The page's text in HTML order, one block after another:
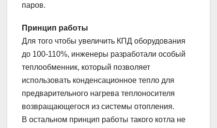
паров.
Принцип работы
Для того чтобы увеличить КПД оборудования
до 100-110%, инженеры разработали особый
теплообменник, который позволяет
использовать конденсационное тепло для
предварительного нагрева теплоносителя
возвращающегося из системы отопления.
В остальном принцип работы такого котла не